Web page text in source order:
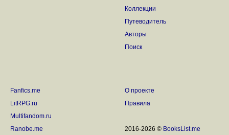
Коллекции
Путеводитель
Авторы
Поиск
Fanfics.me
LitRPG.ru
Multifandom.ru
Ranobe.me
О проекте
Правила
2016-2026 © BooksList.me